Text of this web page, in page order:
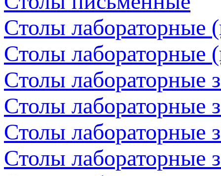
Столы лабораторные
Столы лабораторные
Столы лабораторные
Столы лабораторные
Столы лабораторные
Столы лабораторные